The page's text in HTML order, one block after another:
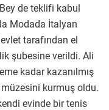
de teklifi kabul
Modada İtalyan
tarafından el
şubesine verildi. Ali
kadar kazanılmış
kurmuş oldu.
evinde bir tenis